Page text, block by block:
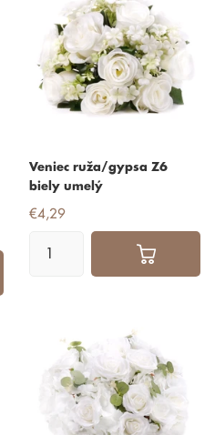
Veniec ruža/gypsa Z6
biely umelý
€4,29